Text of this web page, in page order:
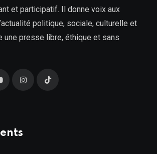
et participatif. Il donne voix aux
politique, sociale, culturelle et
une presse libre, éthique et sans